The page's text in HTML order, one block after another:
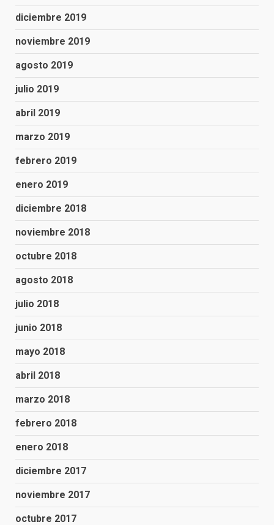
diciembre 2019
noviembre 2019
agosto 2019
julio 2019
abril 2019
marzo 2019
febrero 2019
enero 2019
diciembre 2018
noviembre 2018
octubre 2018
agosto 2018
julio 2018
junio 2018
mayo 2018
abril 2018
marzo 2018
febrero 2018
enero 2018
diciembre 2017
noviembre 2017
octubre 2017